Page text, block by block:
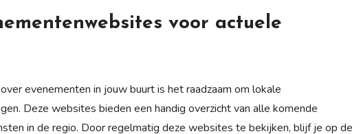
voor actuele
evenementen in jouw buurt is het raadzaam om lokale
Deze websites bieden een handig overzicht van alle komende
in de regio. Door regelmatig deze websites te bekijken, blijf je op de